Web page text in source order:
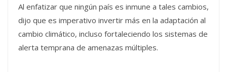
Al enfatizar que ningún país es inmune a tales cambios,
dijo que es imperativo invertir más en la adaptación al
cambio climático, incluso fortaleciendo los sistemas de
alerta temprana de amenazas múltiples.